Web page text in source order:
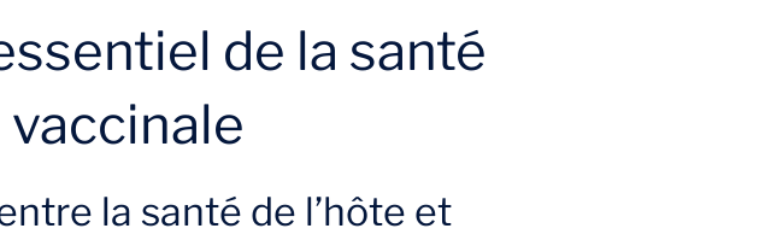
de la santé
la santé de l’hôte et